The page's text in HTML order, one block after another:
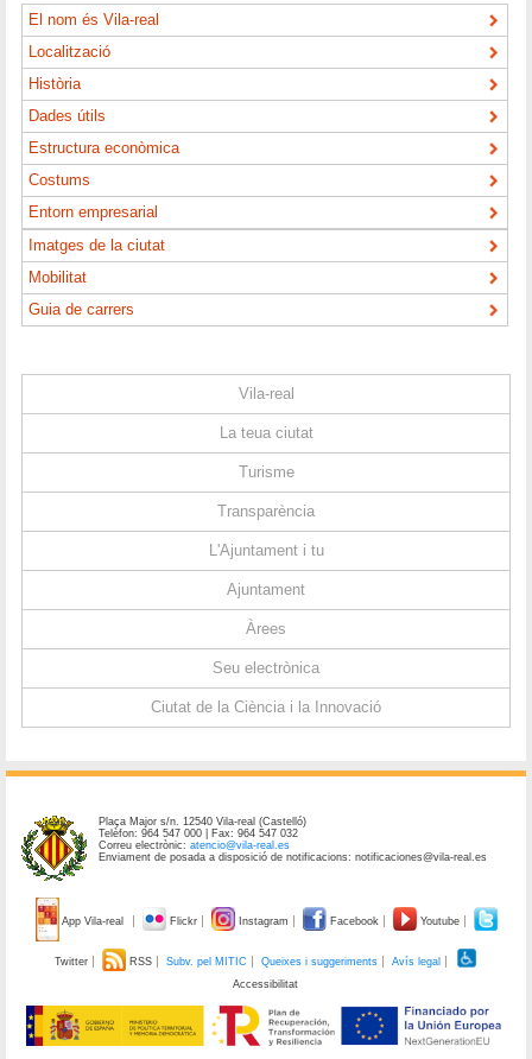
El nom és Vila-real
Localització
Història
Dades útils
Estructura econòmica
Costums
Entorn empresarial
Imatges de la ciutat
Mobilitat
Guia de carrers
Vila-real
La teua ciutat
Turisme
Transparència
L'Ajuntament i tu
Ajuntament
Àrees
Seu electrònica
Ciutat de la Ciència i la Innovació
Plaça Major s/n. 12540 Vila-real (Castelló)
Telèfon: 964 547 000 | Fax: 964 547 032
Correu electrònic:atencio@vila-real.es
Enviament de posada a disposició de notificacions: notificaciones@vila-real.es
App Vila-real Flickr Instagram Facebook Youtube
Twitter RSS Subv. pel MITIC Queixes i suggeriments
Avís legal
Accessibilitat